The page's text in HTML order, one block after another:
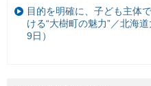
目的を明確に、子ども主体
ける“大樹町の魅力”／北海
9日）